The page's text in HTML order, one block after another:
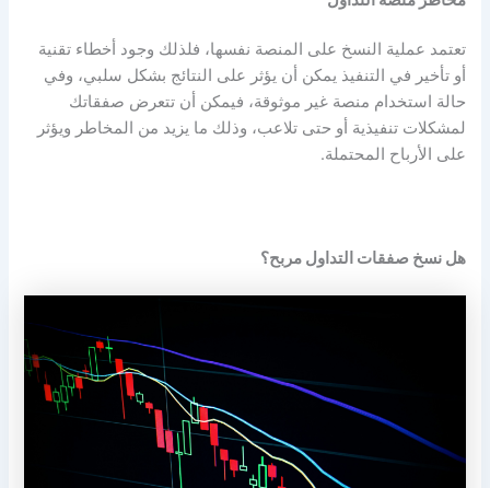
تعتمد عملية النسخ على المنصة نفسها، فلذلك وجود أخطاء تقنية
أو تأخير في التنفيذ يمكن أن يؤثر على النتائج بشكل سلبي، وفي
حالة استخدام منصة غير موثوقة، فيمكن أن تتعرض صفقاتك
لمشكلات تنفيذية أو حتى تلاعب، وذلك ما يزيد من المخاطر ويؤثر
على الأرباح المحتملة.
هل نسخ صفقات التداول مربح؟